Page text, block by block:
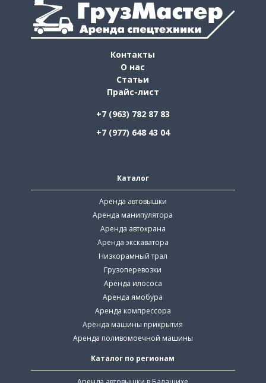
Контакты
О нас
Статьи
Прайс-лист
+7 (963) 782 87 83
+7 (977) 648 43 04
Каталог
Аренда автовышки
Аренда манипулятора
Аренда автокрана
Аренда экскаватора
Низкорамный трал
Грузоперевозки
Аренда илососа
Аренда ямобура
Аренда компрессора
Аренда машины прикрытия
Аренда поливомоечной машины
Каталог по регионам